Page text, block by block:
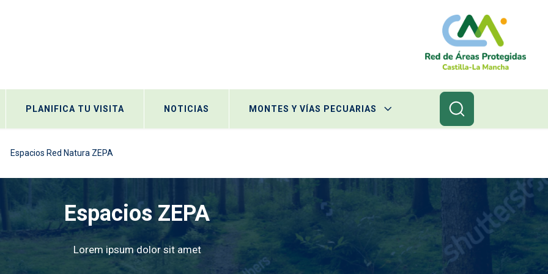
PLANIFICA TU VISITA NOTICIAS MONTES Y VÍAS PECUARIAS
Espacios Red Natura ZEPA
Espacios ZEPA
Lorem ipsum dolor sit amet